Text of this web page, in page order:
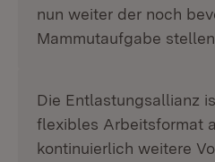
nun weiter der noch
Mammutaufgabe stellen.
Die Entlastungsallianz
flexibles Arbeitsformat
kontinuierlich weitere